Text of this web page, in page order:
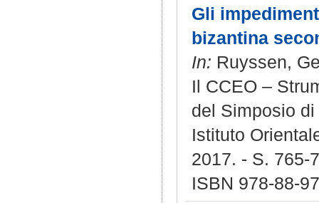
Gli
bizantina
In: Ruyssen,
Il CCEO –
del Simposio
Istituto
2017. - S. 765-
ISBN 978-88-